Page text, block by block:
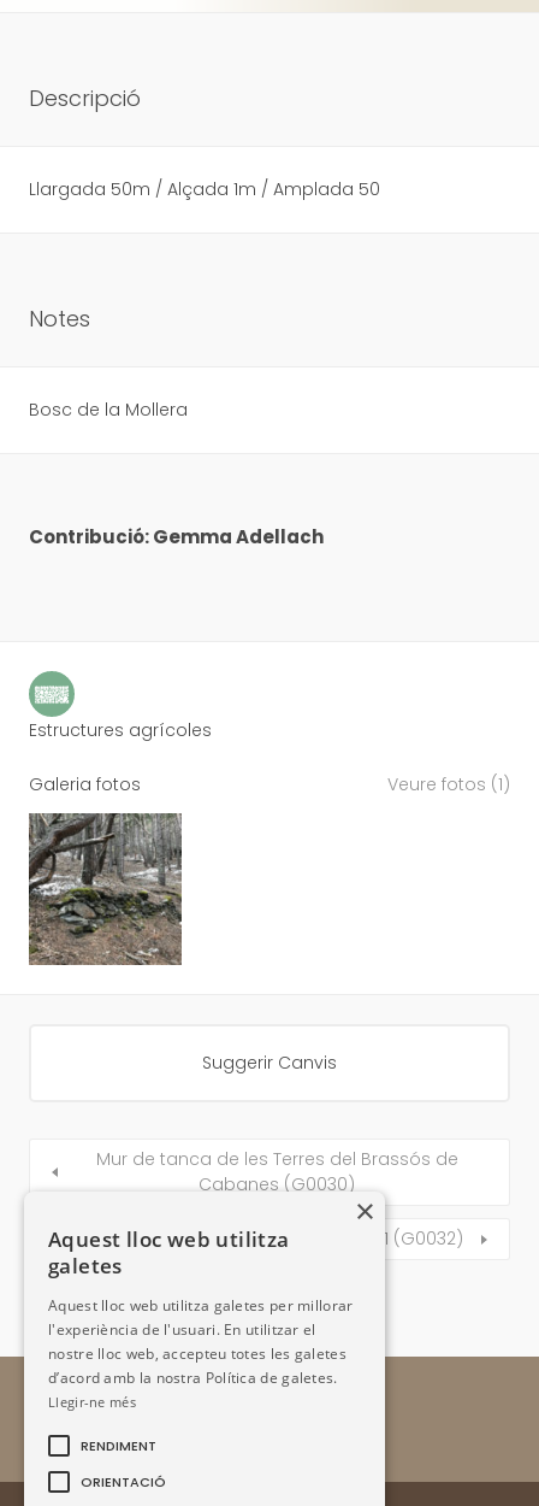
Descripció
Llargada 50m / Alçada 1m / Amplada 50
Notes
Bosc de la Mollera
Contribució: Gemma Adellach
Estructures agrícoles
Galeria fotos Veure fotos (1)
Suggerir Canvis
Mur de tanca de les Terres del Brassós de
Cabanes (G0030)
Aixopluc del Prat del Dall del Miquelet 1 (G0032)
×
Aquest lloc web utilitza
galetes
Aquest lloc web utilitza galetes per millorar
l'experiència de l'usuari. En utilitzar el
nostre lloc web, accepteu totes les galetes
d’acord amb la nostra Política de galetes.
Llegir-ne més
RENDIMENT
ORIENTACIÓ